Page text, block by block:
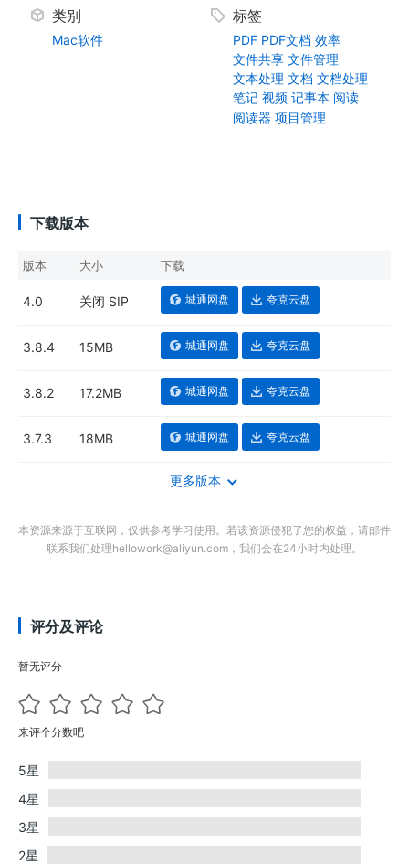
类别
Mac软件
标签
PDF PDF文档 效率
文件共享 文件管理
文本处理 文档 文档处理
笔记 视频 记事本 阅读
阅读器 项目管理
下载版本
版本 大小 下载
4.0 关闭 SIP 城通网盘 夸克云盘
3.8.4 15MB 城通网盘 夸克云盘
3.8.2 17.2MB 城通网盘 夸克云盘
3.7.3 18MB 城通网盘 夸克云盘
更多版本
本资源来源于互联网，仅供参考学习使用。若该资源侵犯了您的权益，请邮件
联系我们处理hellowork@aliyun.com，我们会在24小时内处理。
评分及评论
暂无评分
来评个分数吧
5星
4星
3星
2星